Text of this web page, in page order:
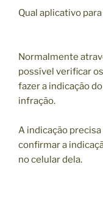
Qual aplicativo
Normalmente
possível verificar
fazer a indicação
infração.
A indicação
confirmar a
no celular dela.